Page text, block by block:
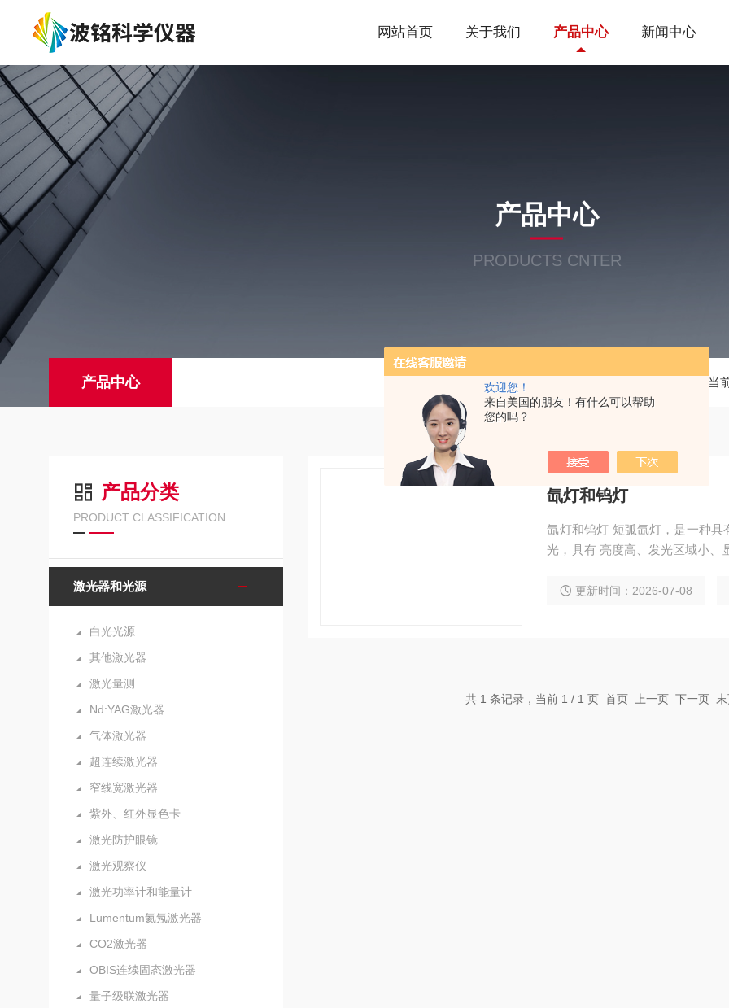
欢迎您！
来自美国的朋友！有什么可以帮助
您的吗？
网站首页 关于我们 产品中心 新闻中心
产品中心
PRODUCTS CNTER
产品中心 当
产品分类
PRODUCT CLASSIFICATION
激光器和光源
白光光源
其他激光器
激光量测
Nd:YAG激光器
气体激光器
超连续激光器
窄线宽激光器
紫外、红外显色卡
激光防护眼镜
激光观察仪
激光功率计和能量计
Lumentum氦氖激光器
CO2激光器
OBIS连续固态激光器
量子级联激光器
氙灯和钨灯
氙灯和钨灯 短弧氙灯，是一种
光，具有 亮度高、发光区域小、
通过加热固体到高温来发光。温
更新时间：2026-07-08
共 1 条记录，当前 1 / 1 页 首页 上一页 下一页